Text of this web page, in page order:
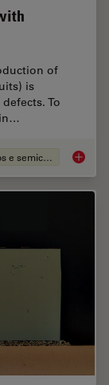
of
is
To
Indústria de eletrônicos e semicondutores Rapid